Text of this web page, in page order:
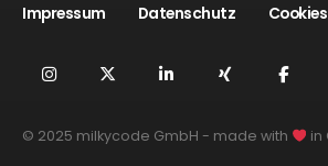
Impressum Datenschutz Cookies
© 2025 milkycode GmbH - made with in